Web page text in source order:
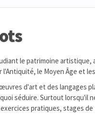
le patrimoine
le Moyen Âge et
d'art et des langages
séduire. Surtout lorsqu'il
pratiques, stages